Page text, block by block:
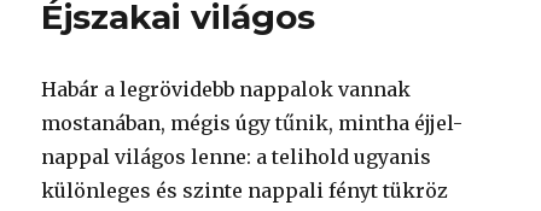
Éjszakai világos
Habár a legrövidebb nappalok vannak
mostanában, mégis úgy tűnik, mintha éjjel-
nappal világos lenne: a telihold ugyanis
különleges és szinte nappali fényt tükröz